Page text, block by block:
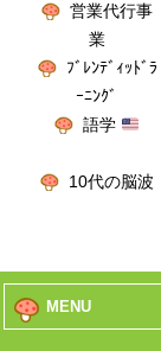
営業代行事
業
ﾌﾞﾚﾝﾃﾞｨｯﾄﾞﾗ
ｰﾆﾝｸﾞ
語学
10代の脳波
MENU